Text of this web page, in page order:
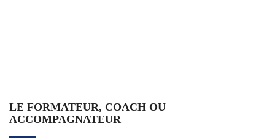
LE FORMATEUR, COACH OU
ACCOMPAGNATEUR